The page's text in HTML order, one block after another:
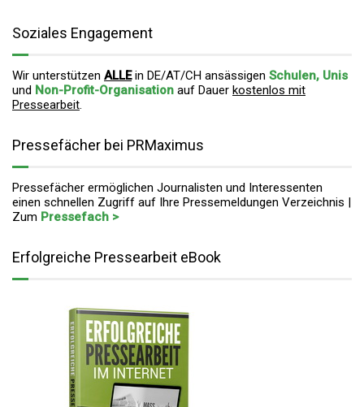
Soziales Engagement
Wir unterstützen ALLEin DE/AT/CH ansässigen Schulen, Unis
und Non-Profit-Organisation auf Dauer kostenlos mit
Pressearbeit.
Pressefächer bei PRMaximus
Pressefächer ermöglichen Journalisten und Interessenten
einen schnellen Zugriff auf Ihre Pressemeldungen Verzeichnis |
Zum Pressefach >
Erfolgreiche Pressearbeit eBook